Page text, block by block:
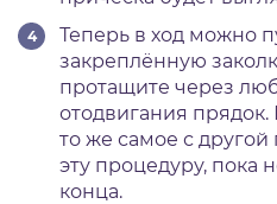
Теперь в ход можно
закреплённую
протащите через
отодвигания прядок.
то же самое с
эту процедуру, пока
конца.